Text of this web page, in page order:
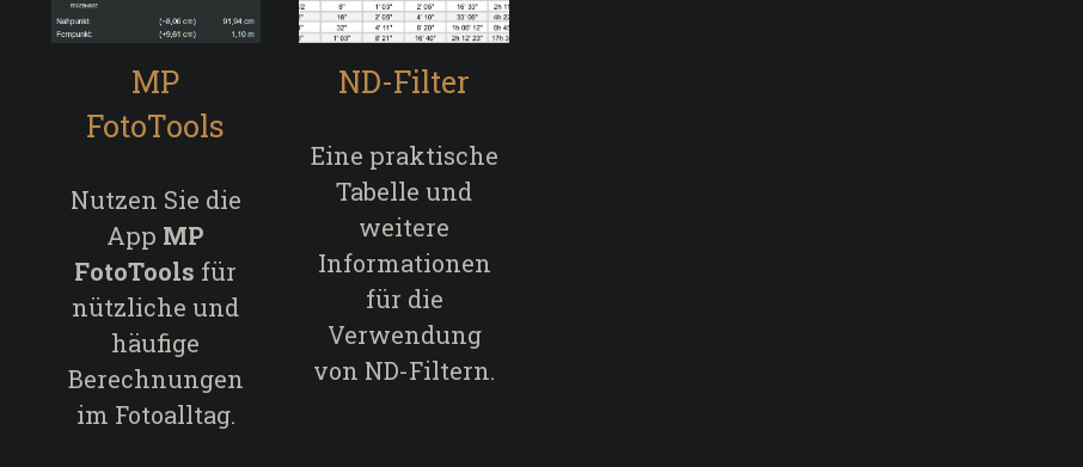
MP
FotoTools
Nutzen Sie die
App MP
FotoTools für
nützliche und
häufige
Berechnungen
im Fotoalltag.
ND-Filter
Eine praktische
Tabelle und
weitere
Informationen
für die
Verwendung
von ND-Filtern.